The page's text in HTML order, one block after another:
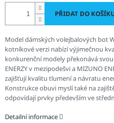
PŘIDAT DO
Model dámských volejbalových bot
kotníkové verzi nabízí výjimečnou
konkurenční modely překonává
ENERZY v mezipodešvi a MIZUNO
zajišťují kvalitu tlumení a návratu
Konstrukce obuvi myslí také na
odpovídají prvky především ve
Detailní informace